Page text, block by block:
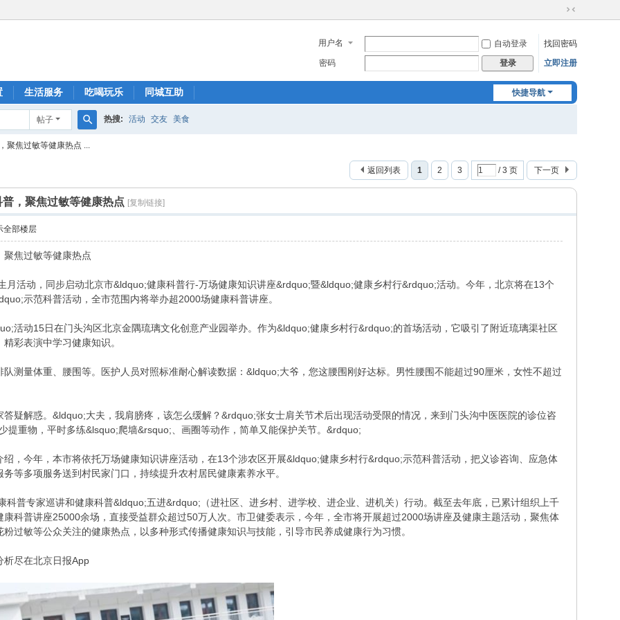
切
到
窄
用户名 自动登录
找回密码
密码
登录 立即注册
快捷导航
生活服务 吃喝玩乐 同城互助
帖子 热搜: 活动 交友 美食
聚焦过敏等健康热点 ...
1 2 3 / 3 页 下一页
返回列表
，聚焦过敏等健康热点 [复制链接]
全部楼层
聚焦过敏等健康热点
月活动，同步启动北京市&ldquo;健康科普行-万场健康知识讲座&rdquo;暨&ldquo;健康乡村行&rdquo;活动。今年，北京将在13个
示范科普活动，全市范围内将举办超2000场健康科普讲座。
活动15日在门头沟区北京金隅琉璃文化创意产业园举办。作为&ldquo;健康乡村行&rdquo;的首场活动，它吸引了附近琉璃渠社区
彩表演中学习健康知识。
测量体重、腰围等。医护人员对照标准耐心解读数据：&ldquo;大爷，您这腰围刚好达标。男性腰围不能超过90厘米，女性不超过
疑解惑。&ldquo;大夫，我肩膀疼，该怎么缓解？&rdquo;张女士肩关节术后出现活动受限的情况，来到门头沟中医医院的诊位咨
提重物，平时多练&lsquo;爬墙&rsquo;、画圈等动作，简单又能保护关节。&rdquo;
，今年，本市将依托万场健康知识讲座活动，在13个涉农区开展&ldquo;健康乡村行&rdquo;示范科普活动，把义诊咨询、应急体
等多项服务送到村民家门口，持续提升农村居民健康素养水平。
科普专家巡讲和健康科普&ldquo;五进&rdquo;（进社区、进乡村、进学校、进企业、进机关）行动。截至去年底，已累计组织上千
科普讲座25000余场，直接受益群众超过50万人次。市卫健委表示，今年，全市将开展超过2000场讲座及健康主题活动，聚焦体
过敏等公众关注的健康热点，以多种形式传播健康知识与技能，引导市民养成健康行为习惯。
析尽在北京日报App